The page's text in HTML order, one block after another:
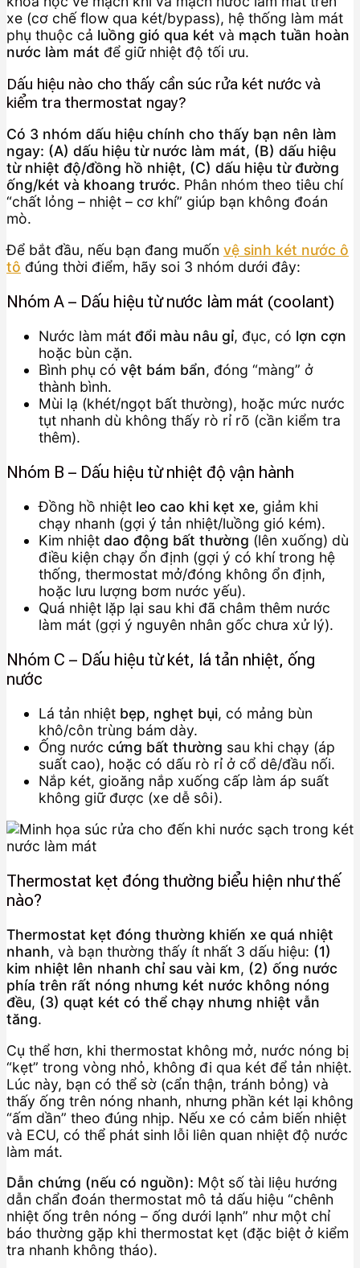
xe (cơ chế flow qua két/bypass), hệ thống làm mát
phụ thuộc cả luồng gió qua két và mạch tuần hoàn
nước làm mát để giữ nhiệt độ tối ưu.
Dấu hiệu nào cho thấy cần súc rửa két nước và
kiểm tra thermostat ngay?
Có 3 nhóm dấu hiệu chính cho thấy bạn nên làm
ngay: (A) dấu hiệu từ nước làm mát, (B) dấu hiệu
từ nhiệt độ/đồng hồ nhiệt, (C) dấu hiệu từ đường
ống/két và khoang trước. Phân nhóm theo tiêu chí
“chất lỏng – nhiệt – cơ khí” giúp bạn không đoán
mò.
Để bắt đầu, nếu bạn đang muốn vệ sinh két nước ô
tô đúng thời điểm, hãy soi 3 nhóm dưới đây:
Nhóm A – Dấu hiệu từ nước làm mát (coolant)
Nước làm mát đổi màu nâu gỉ, đục, có lợn cợn
hoặc bùn cặn.
Bình phụ có vệt bám bẩn, đóng “màng” ở
thành bình.
Mùi lạ (khét/ngọt bất thường), hoặc mức nước
tụt nhanh dù không thấy rò rỉ rõ (cần kiểm tra
thêm).
Nhóm B – Dấu hiệu từ nhiệt độ vận hành
Đồng hồ nhiệt leo cao khi kẹt xe, giảm khi
chạy nhanh (gợi ý tản nhiệt/luồng gió kém).
Kim nhiệt dao động bất thường (lên xuống) dù
điều kiện chạy ổn định (gợi ý có khí trong hệ
thống, thermostat mở/đóng không ổn định,
hoặc lưu lượng bơm nước yếu).
Quá nhiệt lặp lại sau khi đã châm thêm nước
làm mát (gợi ý nguyên nhân gốc chưa xử lý).
Nhóm C – Dấu hiệu từ két, lá tản nhiệt, ống
nước
Lá tản nhiệt bẹp, nghẹt bụi, có mảng bùn
khô/côn trùng bám dày.
Ống nước cứng bất thường sau khi chạy (áp
suất cao), hoặc có dấu rò rỉ ở cổ dê/đầu nối.
Nắp két, gioăng nắp xuống cấp làm áp suất
không giữ được (xe dễ sôi).
Thermostat kẹt đóng thường biểu hiện như thế
nào?
Thermostat kẹt đóng thường khiến xe quá nhiệt
nhanh, và bạn thường thấy ít nhất 3 dấu hiệu: (1)
kim nhiệt lên nhanh chỉ sau vài km, (2) ống nước
phía trên rất nóng nhưng két nước không nóng
đều, (3) quạt két có thể chạy nhưng nhiệt vẫn
tăng.
Cụ thể hơn, khi thermostat không mở, nước nóng bị
“kẹt” trong vòng nhỏ, không đi qua két để tản nhiệt.
Lúc này, bạn có thể sờ (cẩn thận, tránh bỏng) và
thấy ống trên nóng nhanh, nhưng phần két lại không
“ấm dần” theo đúng nhịp. Nếu xe có cảm biến nhiệt
và ECU, có thể phát sinh lỗi liên quan nhiệt độ nước
làm mát.
Dẫn chứng (nếu có nguồn): Một số tài liệu hướng
dẫn chẩn đoán thermostat mô tả dấu hiệu “chênh
nhiệt ống trên nóng – ống dưới lạnh” như một chỉ
báo thường gặp khi thermostat kẹt (đặc biệt ở kiểm
tra nhanh không tháo).